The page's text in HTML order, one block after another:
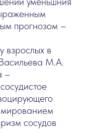
прогнозом –
взрослых в
М.А.
–
сосудов